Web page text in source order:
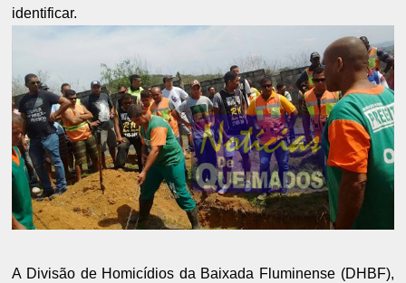
identificar.
A Divisão de Homicídios da Baixada Fluminense (DHBF),